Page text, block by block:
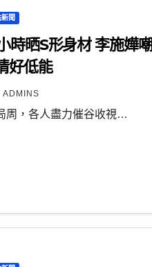
聞
時晒S形身材 李施嬅嘲
好低能
ADMINS
周，各人盡力催谷收視…